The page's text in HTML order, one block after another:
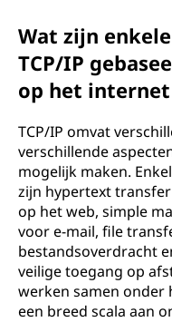
Wat zijn
TCP/IP
op het
TCP/IP omvat
verschillende
mogelijk maken.
zijn hypertext
op het web, simple
voor e-mail, file
bestandsoverdracht
veilige toegang op
werken samen onder
een breed scala aan